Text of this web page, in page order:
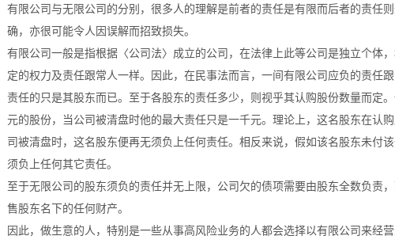
有限公司与无限公司的分别，很多人的理解是前者的责任是有限而后者的责任
确，亦很可能令人因误解而招致损失。
有限公司一般是指根据〈公司法〉成立的公司，在法律上此等公司是独立个体
定的权力及责任跟常人一样。因此，在民事法而言，一间有限公司应负的责任
责任的只是其股东而已。至于各股东的责任多少，则视乎其认购股份数量而定
元的股份，当公司被清盘时他的最大责任只是一千元。理论上，这名股东在认
司被清盘时，这名股东便再无须负上任何责任。相反来说，假如该名股东未付
须负上任何其它责任。
至于无限公司的股东须负的责任并无上限，公司欠的债项需要由股东全数负责
售股东名下的任何财产。
因此，做生意的人，特别是一些从事高风险业务的人都会选择以有限公司来经营